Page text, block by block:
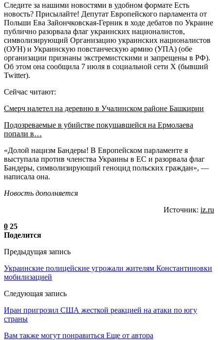
Следите за нашими новостями в удобном формате Есть
новость? Присылайте! Депутат Европейского парламента от
Польши Ева Зайончковская-Герник в ходе дебатов по Украине
публично разорвала флаг украинских националистов,
символизирующий Организацию украинских националистов
(ОУН) и Украинскую повстанческую армию (УПА) (обе
организации признаны экстремистскими и запрещены в РФ).
Об этом она сообщила 7 июля в социальной сети X (бывший
Twitter).
Сейчас читают:
Смерч налетел на деревню в Учалинском районе Башкирии
Подозреваемые в убийстве покушавшейся на Ермолаева
попали в…
«Долой нацизм Бандеры! В Европейском парламенте я
выступала против членства Украины в ЕС и разорвала флаг
Бандеры, символизирующий геноцид польских граждан», —
написала она.
Новость дополняется
Источник: iz.ru
0 25
Поделится
Предыдущая запись
Украинские полицейские угрожали жителям Константиновки
мобилизацией
Следующая запись
Иран пригрозил США жесткой реакцией на атаки по югу
страны
Вам также могут понравиться Еще от автора